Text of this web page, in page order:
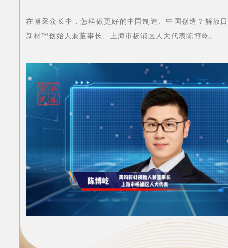
在博采众长中，怎样做更好的中国制造、中国创造？解放
新材™创始人兼董事长、上海市杨浦区人大代表陈博屹。